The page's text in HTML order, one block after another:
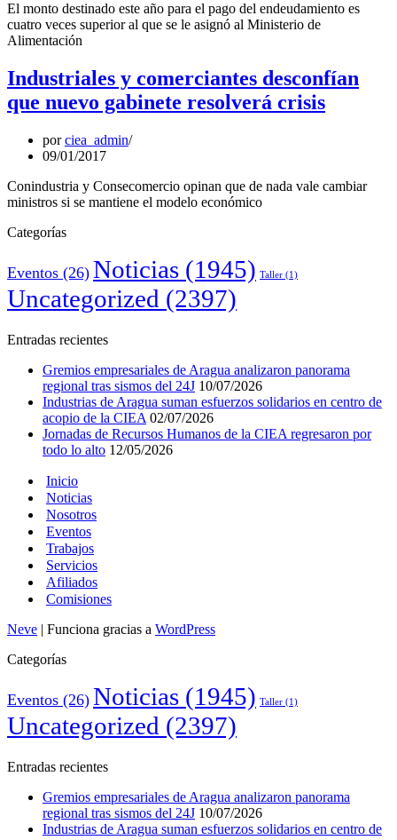
El monto destinado este año para el pago del endeudamiento es
cuatro veces superior al que se le asignó al Ministerio de
Alimentación
Industriales y comerciantes desconfían
que nuevo gabinete resolverá crisis
porciea_admin
09/01/2017
Conindustria y Consecomercio opinan que de nada vale cambiar
ministros si se mantiene el modelo económico
Categorías
Eventos (26) Noticias (1945) Taller (1)
Uncategorized (2397)
Entradas recientes
Gremios empresariales de Aragua analizaron panorama
regional tras sismos del 24J 10/07/2026
Industrias de Aragua suman esfuerzos solidarios en centro de
acopio de la CIEA 02/07/2026
Jornadas de Recursos Humanos de la CIEA regresaron por
todo lo alto 12/05/2026
Inicio
Noticias
Nosotros
Eventos
Trabajos
Servicios
Afiliados
Comisiones
Neve | Funciona gracias a WordPress
Categorías
Eventos (26) Noticias (1945) Taller (1)
Uncategorized (2397)
Entradas recientes
Gremios empresariales de Aragua analizaron panorama
regional tras sismos del 24J 10/07/2026
Industrias de Aragua suman esfuerzos solidarios en centro de